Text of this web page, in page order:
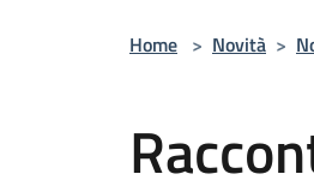
Home > Novità >